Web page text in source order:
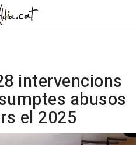
intervencions
abusos
el 2025